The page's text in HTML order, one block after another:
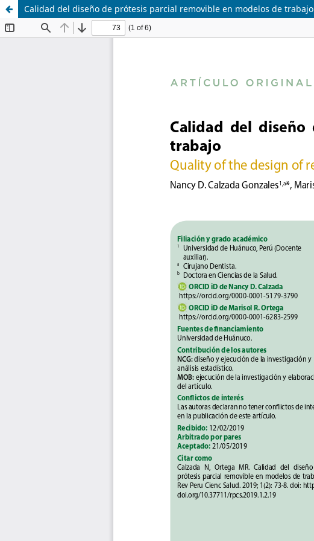
Calidad del diseño de prótesis parcial removible en modelos de trabajo